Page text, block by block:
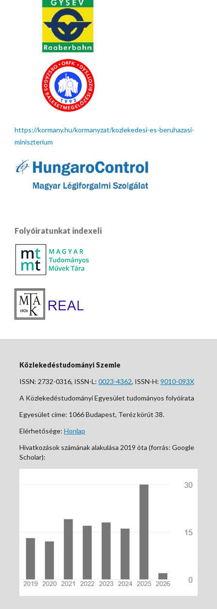
https://kormany.hu/kormanyzat/kozlekedesi-es-beruhazasi-
miniszterium
Folyóiratunkat indexeli
Közlekedéstudományi Szemle
ISSN: 2732-0316, ISSN-L: 0023-4362, ISSN-H: 9010-093X
A Közlekedéstudományi Egyesület tudományos folyóirata
Egyesület címe: 1066 Budapest, Teréz körút 38.
Elérhetősége: Honlap
Hivatkozások számának alakulása 2019 óta (forrás: Google
Scholar):